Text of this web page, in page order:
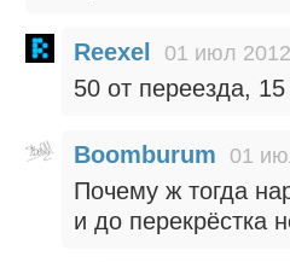
Reexel 01 июл
50 от переезда,
Boomburum 01
Почему ж тогда
и до перекрёстка